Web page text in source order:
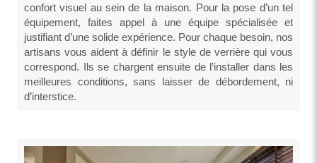
confort visuel au sein de la maison. Pour la pose d’un tel
équipement, faites appel à une équipe spécialisée et
justifiant d’une solide expérience. Pour chaque besoin, nos
artisans vous aident à définir le style de verrière qui vous
correspond. Ils se chargent ensuite de l’installer dans les
meilleures conditions, sans laisser de débordement, ni
d’interstice.